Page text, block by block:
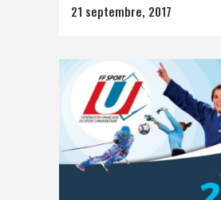
21 septembre, 2017